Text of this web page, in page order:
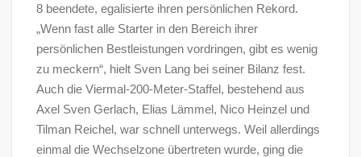
8 beendete, egalisierte ihren persönlichen Rekord.
„Wenn fast alle Starter in den Bereich ihrer
persönlichen Bestleistungen vordringen, gibt es wenig
zu meckern“, hielt Sven Lang bei seiner Bilanz fest.
Auch die Viermal-200-Meter-Staffel, bestehend aus
Axel Sven Gerlach, Elias Lämmel, Nico Heinzel und
Tilman Reichel, war schnell unterwegs. Weil allerdings
einmal die Wechselzone übertreten wurde, ging die